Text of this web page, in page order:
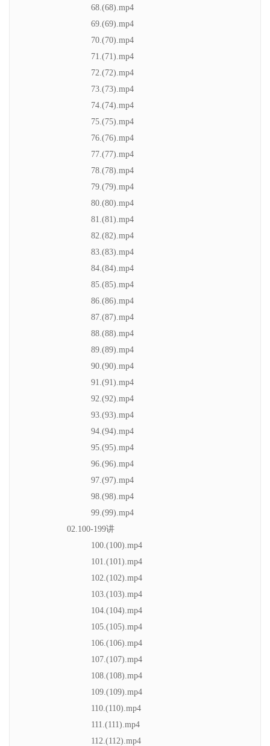
68.(68).mp4
69.(69).mp4
70.(70).mp4
71.(71).mp4
72.(72).mp4
73.(73).mp4
74.(74).mp4
75.(75).mp4
76.(76).mp4
77.(77).mp4
78.(78).mp4
79.(79).mp4
80.(80).mp4
81.(81).mp4
82.(82).mp4
83.(83).mp4
84.(84).mp4
85.(85).mp4
86.(86).mp4
87.(87).mp4
88.(88).mp4
89.(89).mp4
90.(90).mp4
91.(91).mp4
92.(92).mp4
93.(93).mp4
94.(94).mp4
95.(95).mp4
96.(96).mp4
97.(97).mp4
98.(98).mp4
99.(99).mp4
02.100-199讲
100.(100).mp4
101.(101).mp4
102.(102).mp4
103.(103).mp4
104.(104).mp4
105.(105).mp4
106.(106).mp4
107.(107).mp4
108.(108).mp4
109.(109).mp4
110.(110).mp4
111.(111).mp4
112.(112).mp4